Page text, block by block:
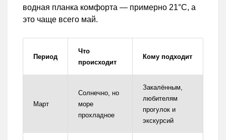
водная планка комфорта — примерно 21°C, а
это чаще всего май.
Период
Что
происходит
Кому подходит
Март
Солнечно, но
море
прохладное
Закалённым,
любителям
прогулок и
экскурсий